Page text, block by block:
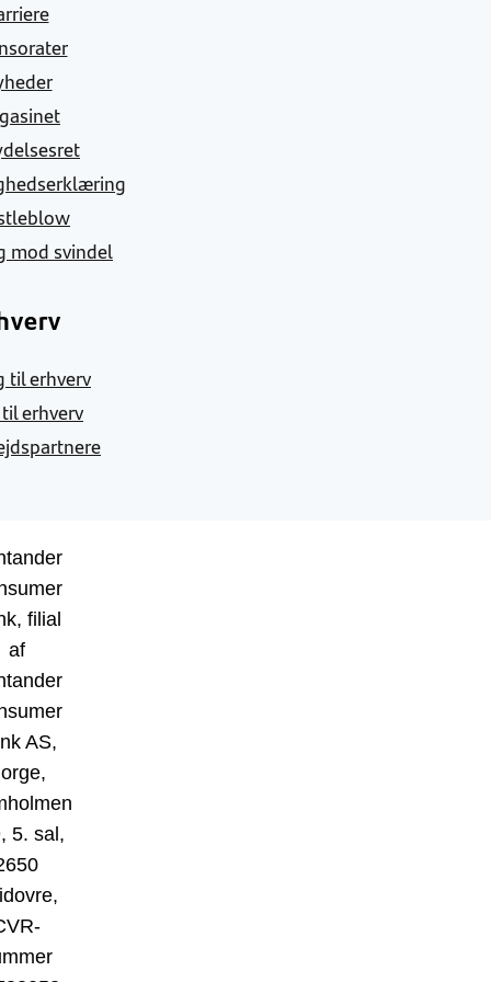
mod svindel
til erhverv
erhverv
filial
af
AS,
5. sal,